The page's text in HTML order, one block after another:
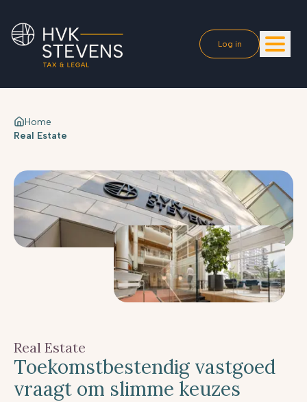
Log in
Home
Real Estate
Real Estate
Toekomstbestendig vastgoed
vraagt om slimme keuzes